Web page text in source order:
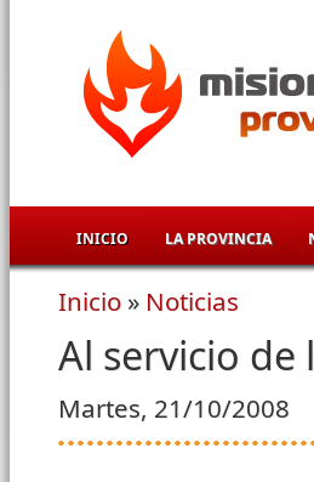
INICIO LA PROVINCIA
Se encuentra usted
Inicio » Noticias
Al servicio de
Martes, 21/10/2008